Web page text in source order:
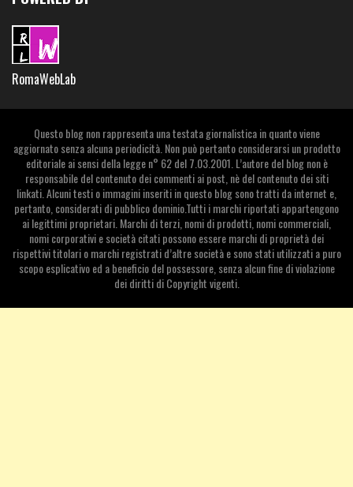
RomaWebLab
Questo blog non rappresenta una testata giornalistica in quanto viene
aggiornato senza alcuna periodicità. Non può pertanto considerarsi un prodotto
editoriale ai sensi della legge n° 62 del 7.03.2001. L’autore del blog non è
responsabile del contenuto dei commenti ai post, nè del contenuto dei siti
linkati. Alcuni testi o immagini inseriti in questo blog sono tratti da internet e,
pertanto, considerati di pubblico dominio.Tutti i marchi riportati appartengono
ai legittimi proprietari. Marchi di terzi, nomi di prodotti, nomi commerciali,
nomi corporativi e società citati possono essere marchi di proprietà dei
rispettivi titolari o marchi registrati d’altre società e sono stati utilizzati a puro
scopo esplicativo ed a beneficio del possessore, senza alcun fine di violazione
dei diritti di Copyright vigenti.